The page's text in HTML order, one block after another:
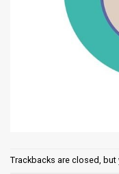
Trackbacks are closed, but